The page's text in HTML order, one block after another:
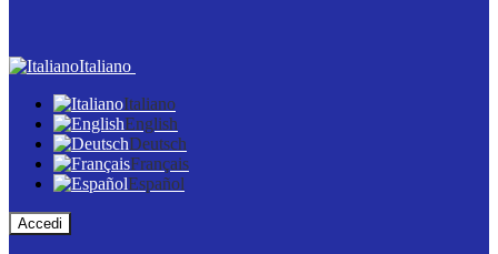
Italiano
Italiano
English
Deutsch
Français
Español
Accedi